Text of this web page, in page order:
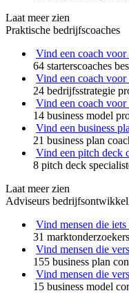
Laat meer zien
Praktische bedrijfscoaches
Vind een coach voor
64 starterscoaches
Vind een coach voor
24 bedrijfsstrategie
Vind een coach
14 business model
Vind een business
21 business plan
Vind een pitch deck
8 pitch deck
Laat meer zien
Adviseurs
Vind mensen die
31
Vind mensen die
155 business plan
Vind mensen die
15 business model